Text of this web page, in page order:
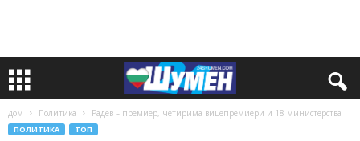
дом Политика Радев – премиер, четирима вицепремиери и 18 министерства
ПОЛИТИКА ТОП